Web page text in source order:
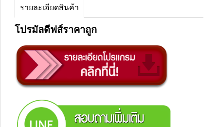
รายละเอียดสินค้า
โปรมัลดีฟส์ราคาถูก